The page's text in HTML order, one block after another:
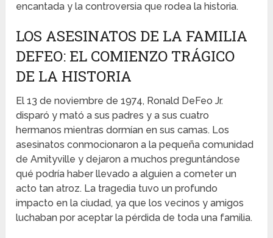
encantada y la controversia que rodea la historia.
LOS ASESINATOS DE LA FAMILIA
DEFEO: EL COMIENZO TRÁGICO
DE LA HISTORIA
El 13 de noviembre de 1974, Ronald DeFeo Jr.
disparó y mató a sus padres y a sus cuatro
hermanos mientras dormían en sus camas. Los
asesinatos conmocionaron a la pequeña comunidad
de Amityville y dejaron a muchos preguntándose
qué podría haber llevado a alguien a cometer un
acto tan atroz. La tragedia tuvo un profundo
impacto en la ciudad, ya que los vecinos y amigos
luchaban por aceptar la pérdida de toda una familia.